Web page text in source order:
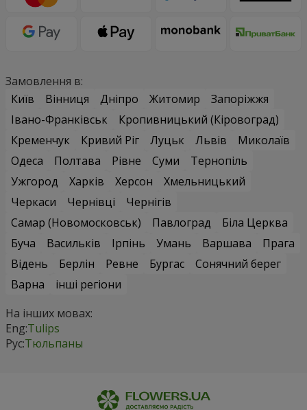
Замовлення в:
Київ
Вінниця Дніпро Житомир
Запоріжжя
Івано-Франківськ
Кропивницький (Кіровоград)
Кременчук
Кривий Ріг Луцьк Львів
Миколаїв
Одеса
Полтава Рівне Суми
Тернопіль
Ужгород
Харків Херсон
Хмельницький
Черкаси
Чернівці
Чернігів
Самар (Новомосковськ)
Павлоград
Біла Церква
Буча
Васильків Ірпінь Умань Варшава
Прага
Відень
Берлін Ревне Бургас
Сонячний берег
Варна
інші регіони
На інших мовах:
Eng:Tulips
Рус:Тюльпаны